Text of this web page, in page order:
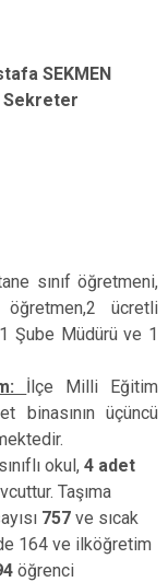
SEKMEN
Sekreter
sınıf öğretmeni,
ücretli
Şube Müdürü ve 1
İlçe Milli Eğitim
binasının üçüncü
okul, 4 adet
Taşıma
757 ve sıcak
164 ve ilköğretim
öğrenci